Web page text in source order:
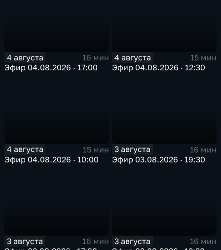
4 августа
16 мин
Эфир 04.08.2026 · 17:00
4 августа
15 мин
Эфир 04.08.2026 · 12:30
4 августа
15 мин
Эфир 04.08.2026 · 10:00
3 августа
16 мин
Эфир 03.08.2026 · 19:30
3 августа
16 мин
3 августа
16 мин